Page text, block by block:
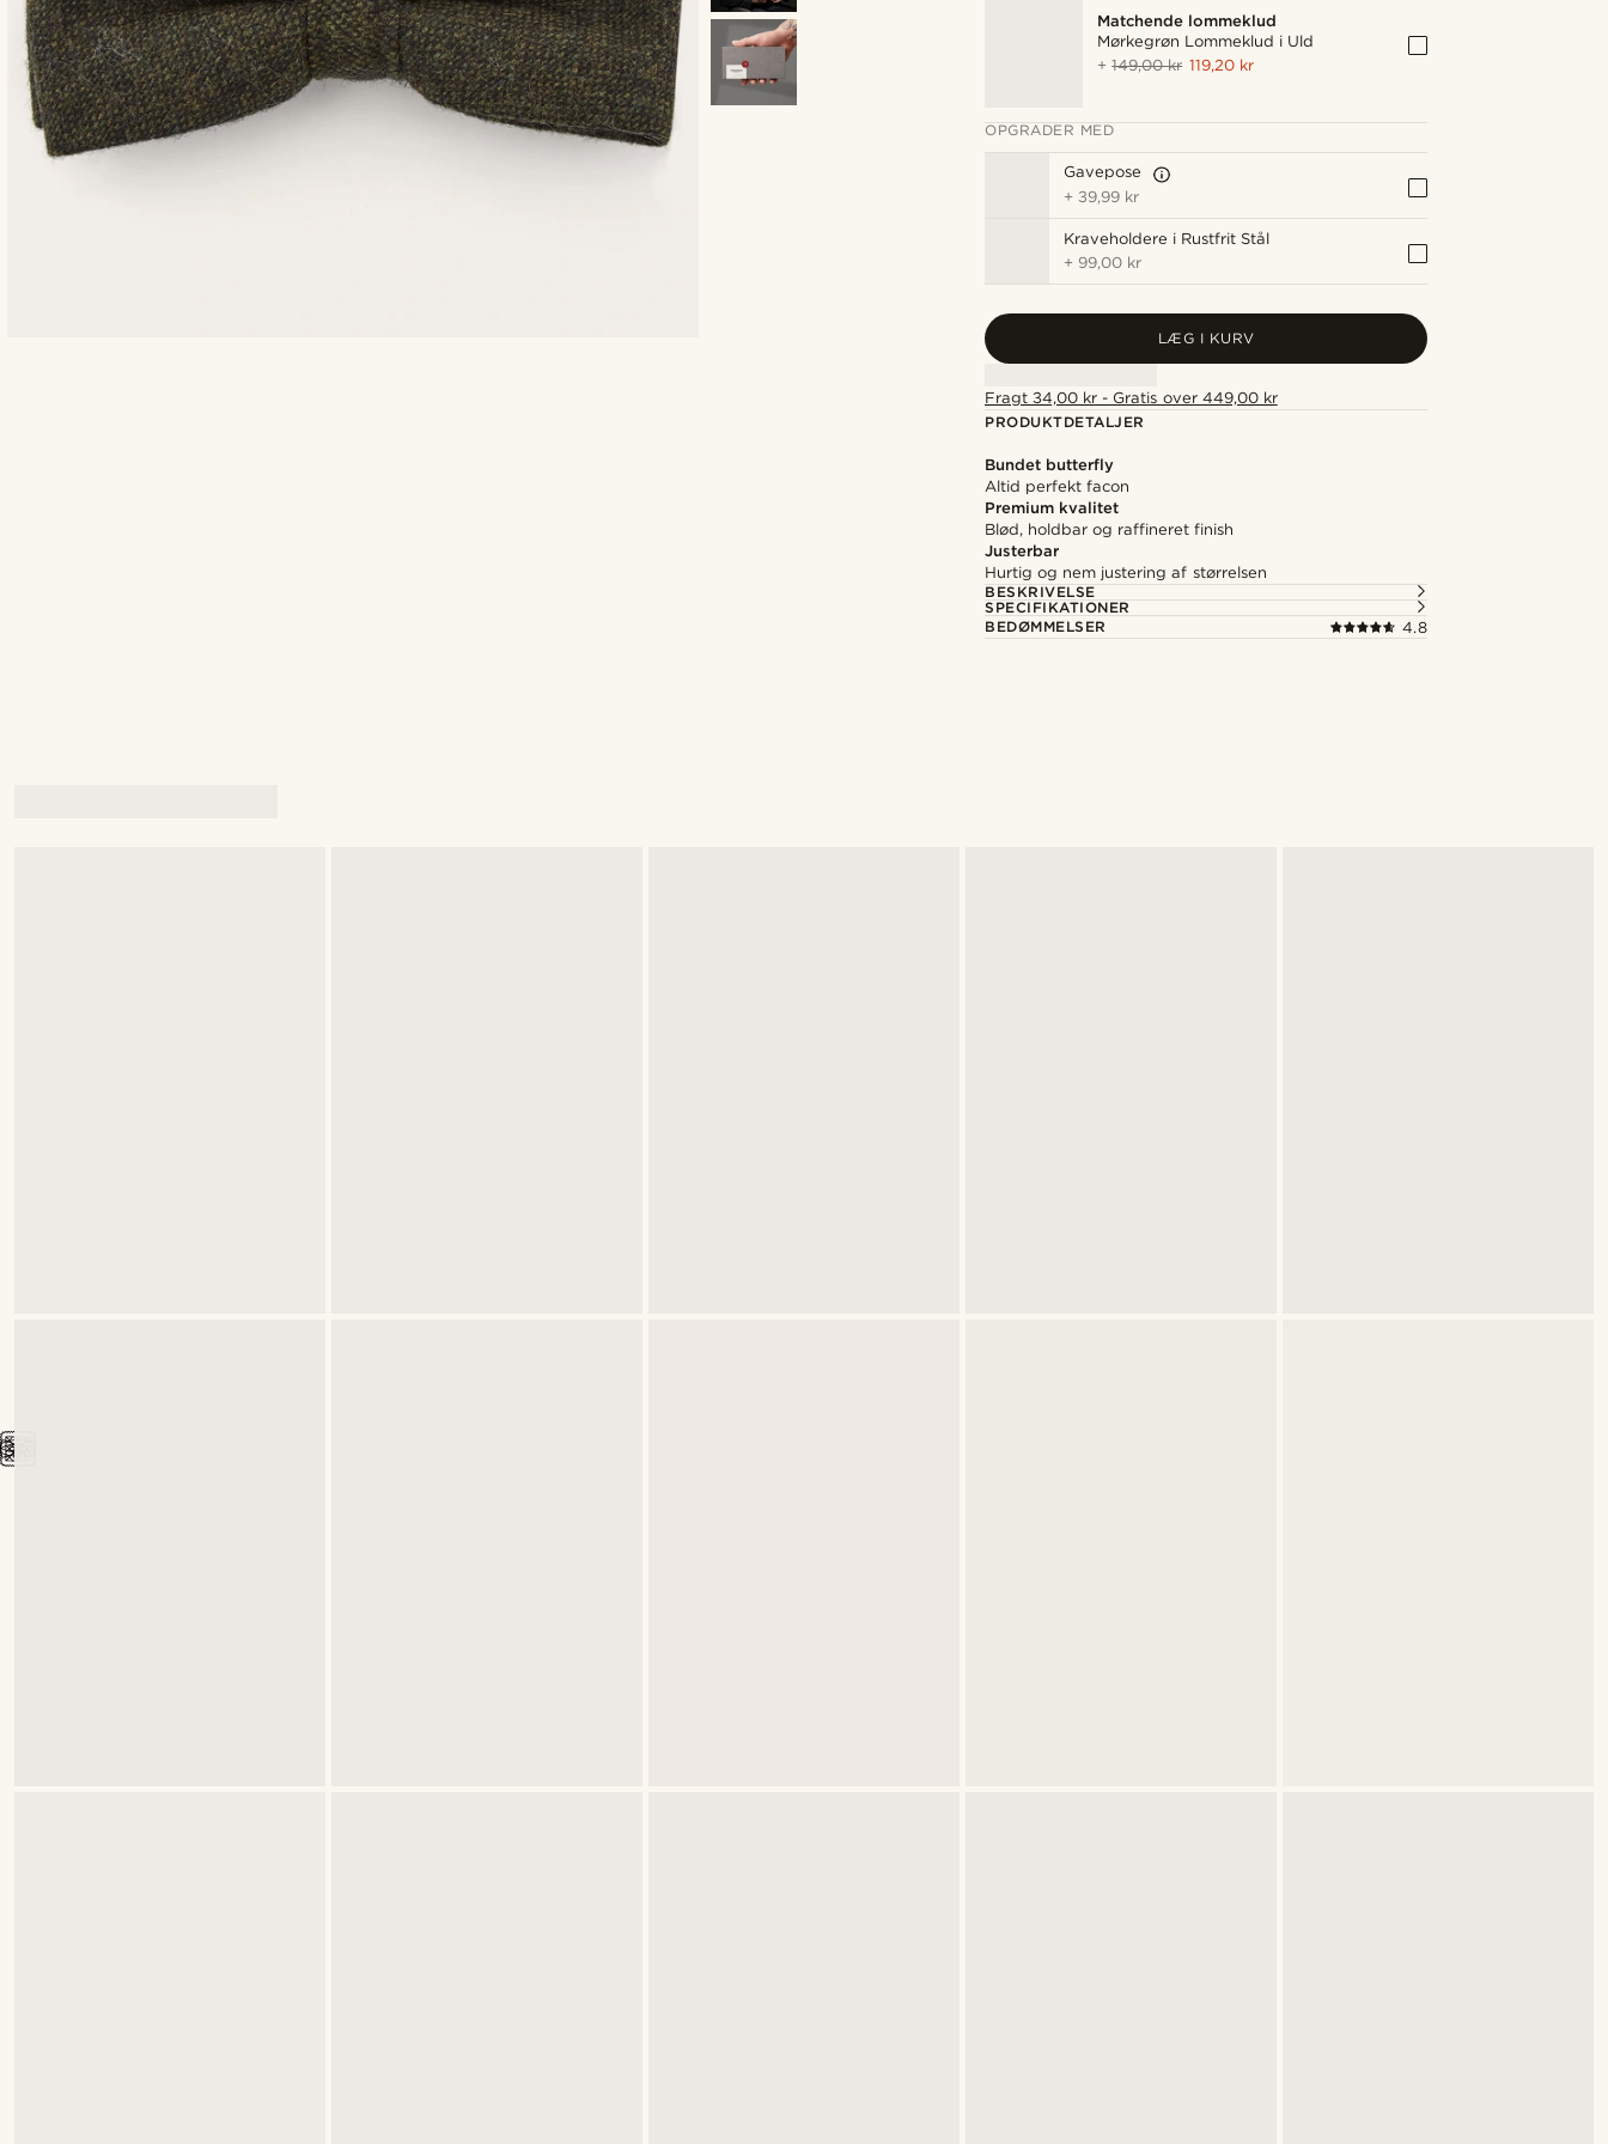
Matchende lommeklud
Mørkegrøn Lommeklud i Uld
+149,00 kr 119,20 kr
OPGRADER MED
Gavepose
+ 39,99 kr
Kraveholdere i Rustfrit Stål
+ 99,00 kr
LÆG I KURV
Fragt 34,00 kr - Gratis over 449,00 kr
PRODUKTDETALJER
Bundet butterfly
Altid perfekt facon
Premium kvalitet
Blød, holdbar og raffineret finish
Justerbar
Hurtig og nem justering af størrelsen
BESKRIVELSE
SPECIFIKATIONER
BEDØMMELSER
4.8